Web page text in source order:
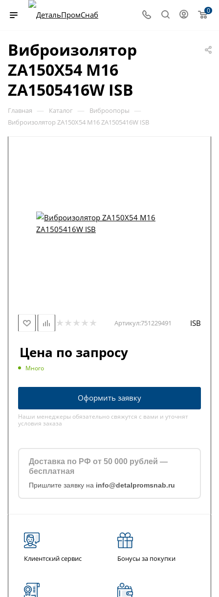
0
Виброизолятор
ZA150X54 M16
ZA1505416W ISB
Главная — Каталог — Виброопоры —
Виброизолятор ZA150X54 M16 ZA1505416W ISB
Артикул:751229491 ISB
Цена по запросу
Много
Оформить заявку
Наши менеджеры обязательно свяжутся с вами и уточнят
условия заказа
Доставка по РФ от 50 000 рублей —
бесплатная
Пришлите заявку на info@detalpromsnab.ru
Клиентский сервис Бонусы за покупки